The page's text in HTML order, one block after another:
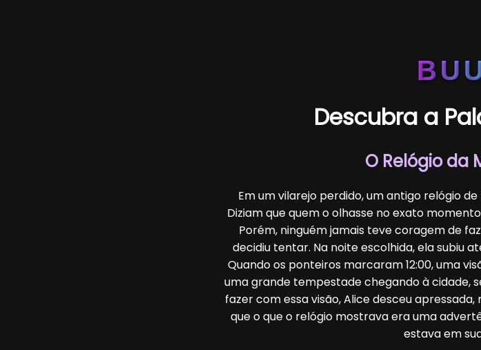
Descubra a
O Relógio da
Em um vilarejo perdido, um antigo relógio
Diziam que quem o olhasse no exato
Porém, ninguém jamais teve coragem de
decidiu tentar. Na noite escolhida, ela subiu
Quando os ponteiros marcaram 12:00, uma
uma grande tempestade chegando à cidade,
fazer com essa visão, Alice desceu
que o que o relógio mostrava era uma
estava em